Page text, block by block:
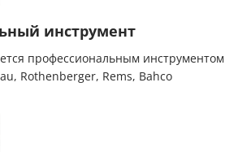
инструмент
профессиональным инструментом
Rothenberger, Rems, Bahco